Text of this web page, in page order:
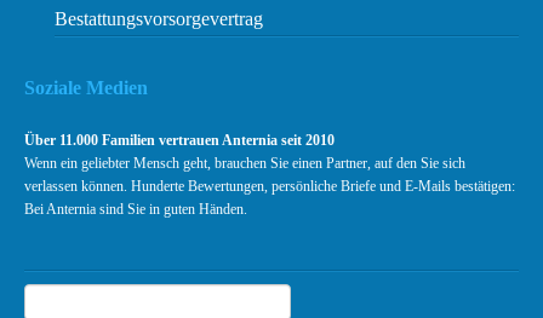
Bestattungsvorsorgevertrag
Soziale Medien
Über 11.000 Familien vertrauen Anternia seit 2010
Wenn ein geliebter Mensch geht, brauchen Sie einen Partner, auf den Sie sich
verlassen können. Hunderte Bewertungen, persönliche Briefe und E-Mails bestätigen:
Bei Anternia sind Sie in guten Händen.